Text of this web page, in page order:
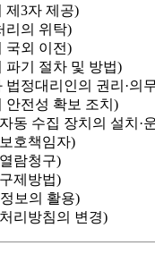
제3자 제공)
리의 위탁)
국외 이전)
파기 절차 및 방법)
법정대리인의 권리·의
안전성 확보 조치)
동 수집 장치의 설치·
호책임자)
람청구)
제방법)
보의 활용)
리방침의 변경)